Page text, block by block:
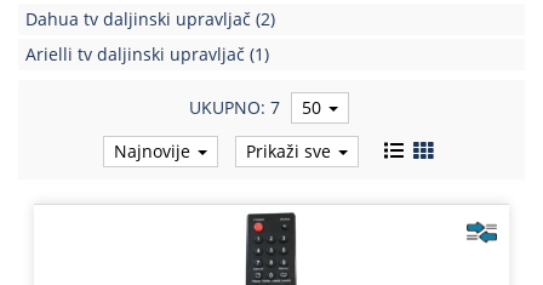
Dahua tv daljinski upravljač (2)
Arielli tv daljinski upravljač (1)
UKUPNO: 7
50
Najnovije
Prikaži sve